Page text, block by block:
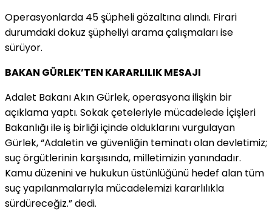
Operasyonlarda 45 şüpheli gözaltına alındı. Firari
durumdaki dokuz şüpheliyi arama çalışmaları ise
sürüyor.
BAKAN GÜRLEK’TEN KARARLILIK MESAJI
Adalet Bakanı Akın Gürlek, operasyona ilişkin bir
açıklama yaptı. Sokak çeteleriyle mücadelede İçişleri
Bakanlığı ile iş birliği içinde olduklarını vurgulayan
Gürlek, “Adaletin ve güvenliğin teminatı olan devletimiz;
suç örgütlerinin karşısında, milletimizin yanındadır.
Kamu düzenini ve hukukun üstünlüğünü hedef alan tüm
suç yapılanmalarıyla mücadelemizi kararlılıkla
sürdüreceğiz.” dedi.